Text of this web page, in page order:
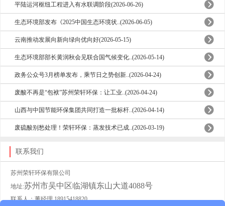
平陆运河枢纽工程进入有水联调阶段(2026-06-26)
生态环境部发布《2025中国生态环境状..(2026-06-05)
云南推动发展向新向绿向优向好(2026-05-15)
生态环境部部长黄润秋会见联合国气候变化..(2026-05-14)
政务公众号3月榜单发布，乘节日之势创新..(2026-04-24)
废酸不再是“包袱”苏州荣轩环保：让工业..(2026-04-24)
山西与中国节能环保集团共同打造一批标杆..(2026-04-14)
废硫酸别愁处理！荣轩环保：蒸发技术已成..(2026-03-19)
联系我们
苏州荣轩环保有限公司
地址:苏州市吴中区临湖镇东山大道4088号
联系人：董经理 18915418820